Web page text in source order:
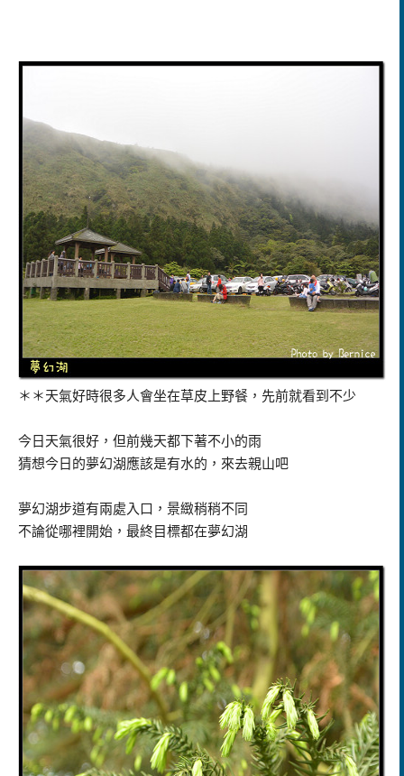
＊＊天氣好時很多人會坐在草皮上野餐，先前就看到不少
今日天氣很好，但前幾天都下著不小的雨
猜想今日的夢幻湖應該是有水的，來去親山吧
夢幻湖步道有兩處入口，景緻稍稍不同
不論從哪裡開始，最終目標都在夢幻湖